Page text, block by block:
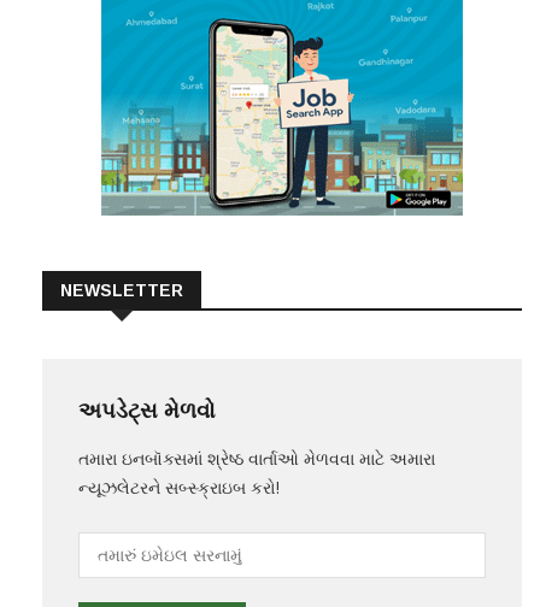
NEWSLETTER
અપડેટ્સ મેળવો
તમારા ઇનબૉક્સમાં શ્રેષ્ઠ વાર્તાઓ મેળવવા માટે અમારા
ન્યૂઝલેટરને સબ્સ્ક્રાઇબ કરો!